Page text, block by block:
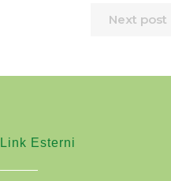
Next post
Link Esterni